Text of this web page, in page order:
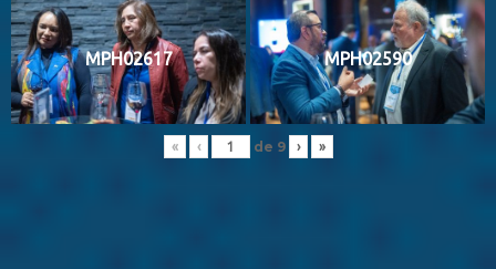
MPH02617 MPH02590
« ‹ de 9 › »